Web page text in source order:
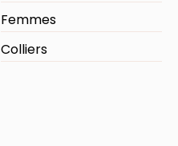
Femmes
Colliers